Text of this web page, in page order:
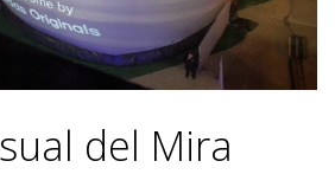
del Mira